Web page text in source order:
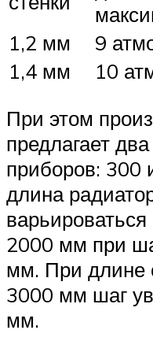
1,2 мм
9
1,4 мм
10
При этом
предлагает
приборов: 300
длина
2000 мм при
мм. При
3000 мм шаг
мм.